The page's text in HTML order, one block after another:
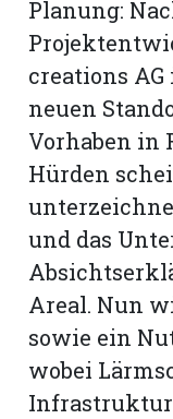
Planung:
creations
neuen
Vorhaben in
Hürden
und das
Areal. Nun
sowie ein
wobei